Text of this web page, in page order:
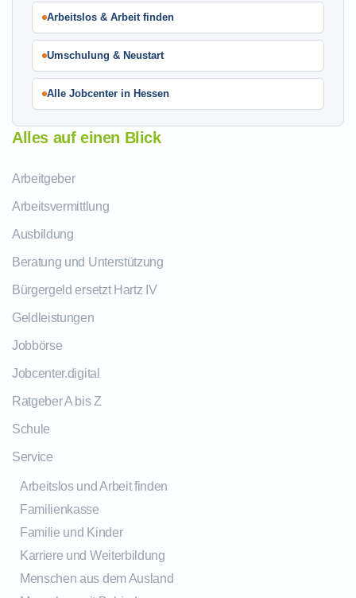
Arbeitslos & Arbeit finden
Umschulung & Neustart
Alle Jobcenter in Hessen
Alles auf einen Blick
Arbeitgeber
Arbeitsvermittlung
Ausbildung
Beratung und Unterstützung
Bürgergeld ersetzt Hartz IV
Geldleistungen
Jobbörse
Jobcenter.digital
Ratgeber A bis Z
Schule
Service
Arbeitslos und Arbeit finden
Familienkasse
Familie und Kinder
Karriere und Weiterbildung
Menschen aus dem Ausland